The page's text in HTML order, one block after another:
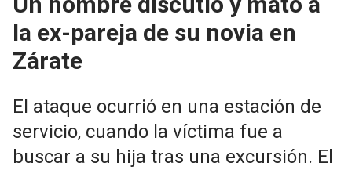
la ex-pareja de su novia en
Zárate
El ataque ocurrió en una estación de
servicio, cuando la víctima fue a
buscar a su hija tras una excursión. El